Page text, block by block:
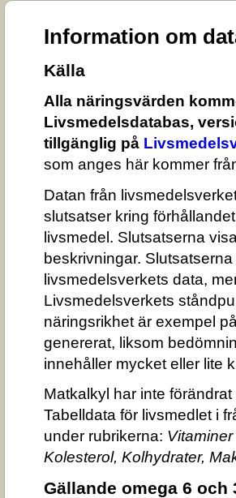
Information om
Källa
Alla näringsvärden
Livsmedelsdatabas,
tillgänglig på
som anges här kommer
Datan från
slutsatser kring
livsmedel. Slutsatserna
beskrivningar.
livsmedelsverkets data,
Livsmedelsverkets
näringsrikhet är exempel
genererat, liksom
innehåller mycket eller lite
Matkalkyl har inte
Tabelldata för livsmedlet i
under rubrikerna:
Kolesterol, Kolhydrater,
Gällande omega 6 och